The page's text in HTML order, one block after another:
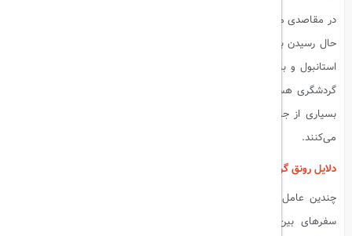
در مقاصدی مانند اسپانیا، ایتالیا، فرانسه، ترکیه و تایلند، تعداد گردشگران در
حال رسیدن به ارقام بی‌سابقه‌ای است. شهرهایی چون بارسلونا، پاریس، رم،
استانبول و بانکوک شاهد افزایش چشمگیر رزروهای هتل و خرید بلیت‌های
گردشگری هستند. هتل‌ها و رستوران‌ها با ظرفیت کامل فعالیت می‌کنند و
بسیاری از جاذبه‌های گردشگری از صف‌های طولانی بازدیدکنندگان استقبال
می‌کنند.
دلایل رونق گردشگری در تابستان
چندین عامل به این رونق گردشگری کمک کرده است. بازگشت اعتماد به
سفرهای بین‌المللی، افزایش واکسیناسیون جهانی، کاهش محدودیت‌های